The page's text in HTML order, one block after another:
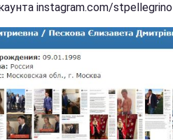
instagram.com/stpellegrino